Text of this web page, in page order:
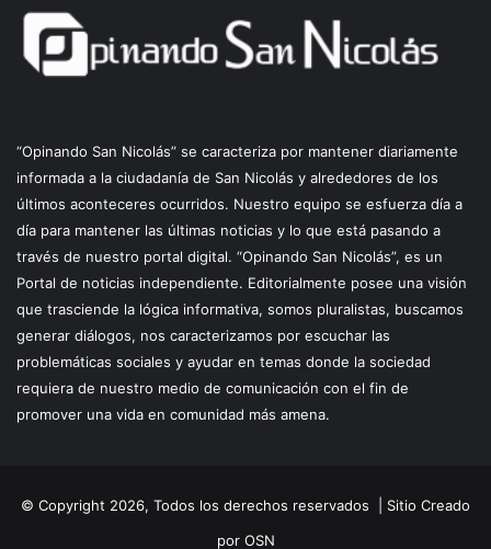
“Opinando San Nicolás” se caracteriza por mantener diariamente
informada a la ciudadanía de San Nicolás y alrededores de los
últimos aconteceres ocurridos. Nuestro equipo se esfuerza día a
día para mantener las últimas noticias y lo que está pasando a
través de nuestro portal digital. “Opinando San Nicolás”, es un
Portal de noticias independiente. Editorialmente posee una visión
que trasciende la lógica informativa, somos pluralistas, buscamos
generar diálogos, nos caracterizamos por escuchar las
problemáticas sociales y ayudar en temas donde la sociedad
requiera de nuestro medio de comunicación con el fin de
promover una vida en comunidad más amena.
© Copyright 2026, Todos los derechos reservados | Sitio Creado
por OSN